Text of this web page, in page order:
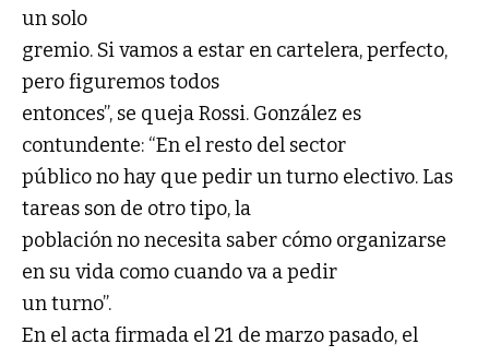
un solo
gremio. Si vamos a estar en cartelera, perfecto,
pero figuremos todos
entonces”, se queja Rossi. González es
contundente: “En el resto del sector
público no hay que pedir un turno electivo. Las
tareas son de otro tipo, la
población no necesita saber cómo organizarse
en su vida como cuando va a pedir
un turno”.
En el acta firmada el 21 de marzo pasado, el